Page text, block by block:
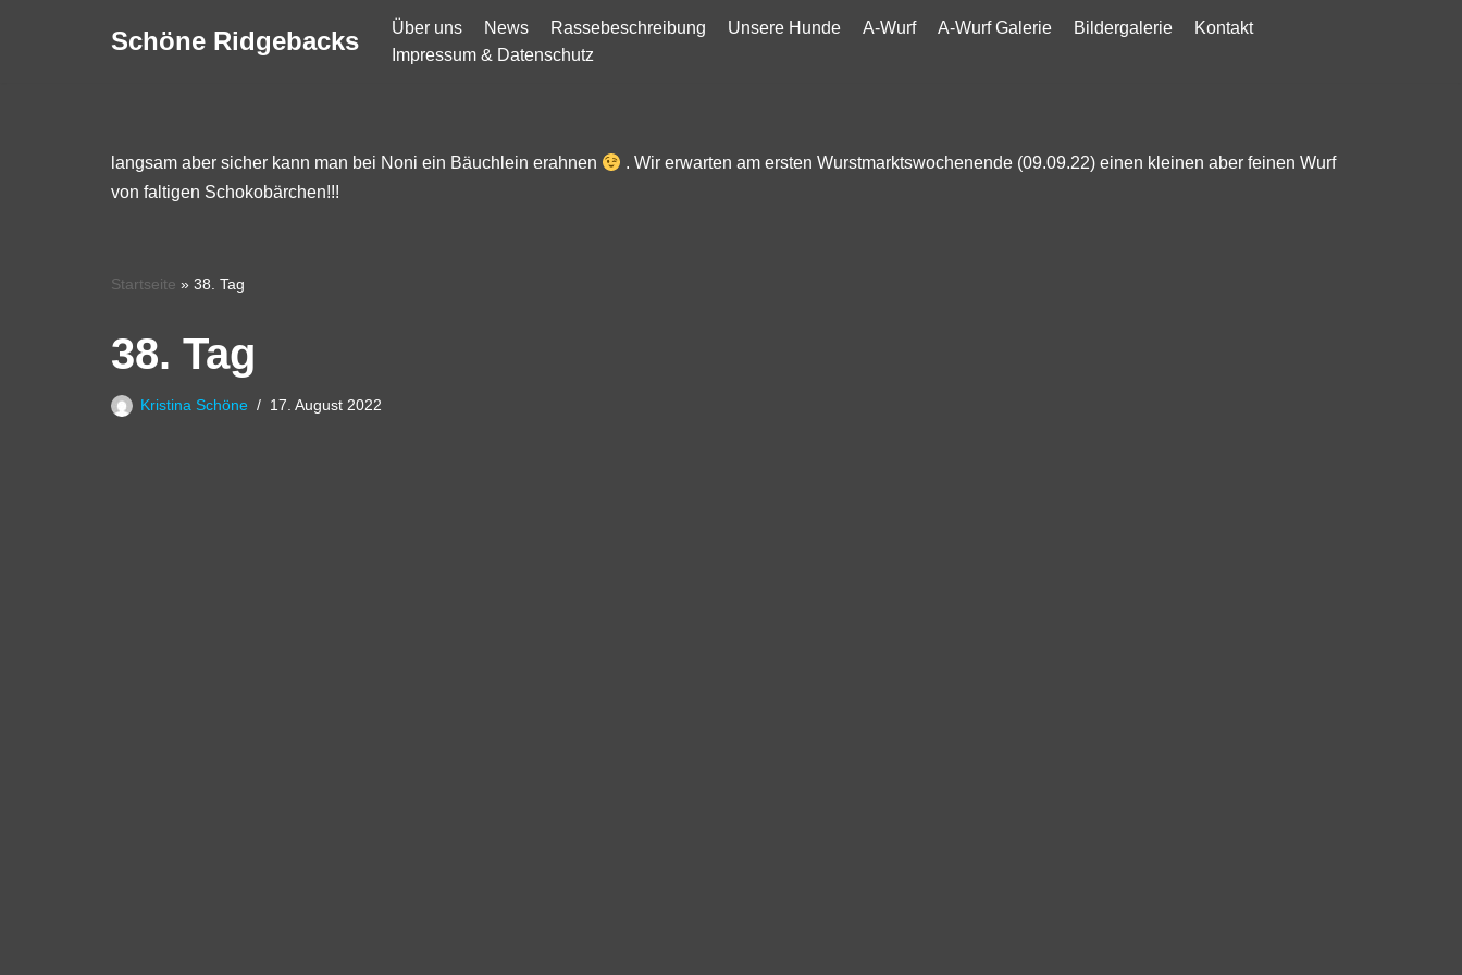
Schöne Ridgebacks Über uns News Rassebeschreibung Unsere Hunde A-Wurf A-Wurf Galerie Bildergalerie
Kontakt
Impressum & Datenschutz
langsam aber sicher kann man bei Noni ein Bäuchlein erahnen
. Wir erwarten am ersten Wurstmarktswochenende (09.09.22) einen kleinen aber feinen Wurf
von faltigen Schokobärchen!!!
Startseite » 38. Tag
38. Tag
Kristina Schöne 17. August 2022